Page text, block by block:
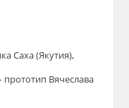
Саха (Якутия),
Вячеслава